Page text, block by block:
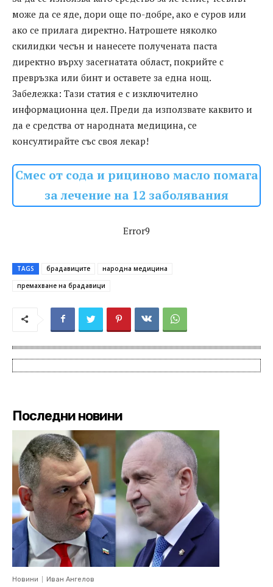
може да се яде, дори още по-добре, ако е суров или
ако се прилага директно. Натрошете няколко
скилидки чесън и нанесете получената паста
директно върху засегнатата област, покрийте с
превръзка или бинт и оставете за една нощ.
Забележка: Тази статия е с изключително
информационна цел. Преди да използвате каквито и
да е средства от народната медицина, се
консултирайте със своя лекар!
Смес от сода и рициново масло помага
за лечение на 12 заболявания
Error9
TAGS брадавиците
народна медицина
премахване на брадавици
Последни новини
Новини Иван Ангелов